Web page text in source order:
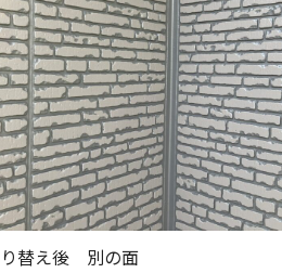
替え後 別の面